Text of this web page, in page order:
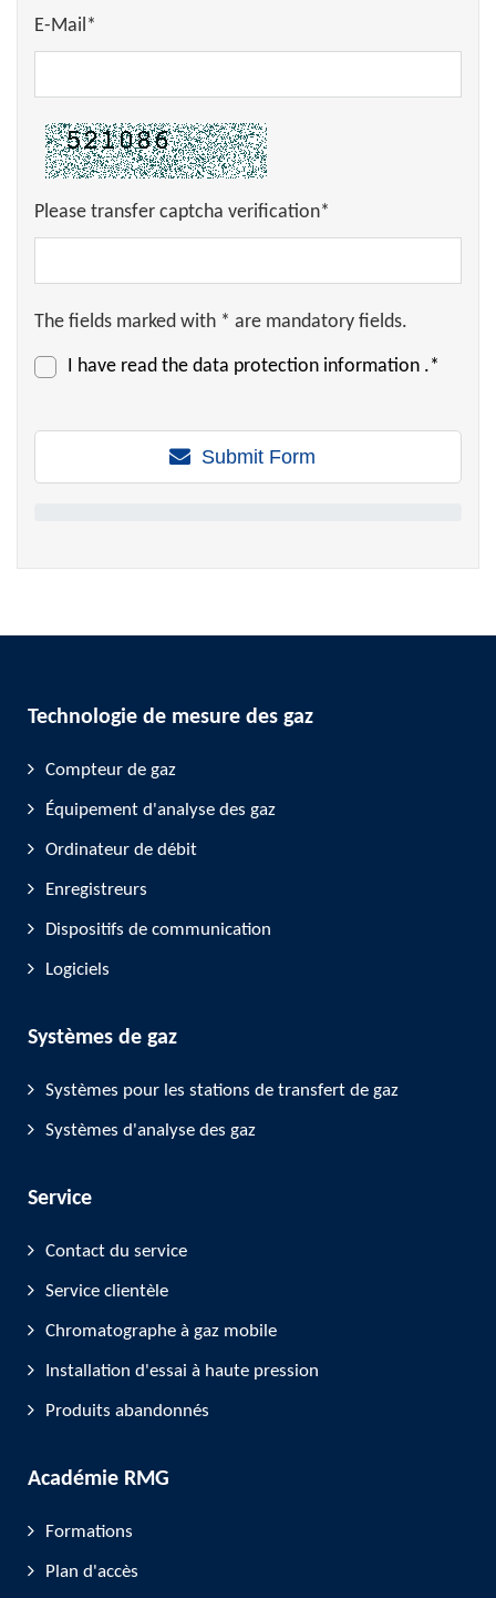
E-Mail*
Please transfer captcha verification*
The fields marked with * are mandatory fields.
I have read the data protection information .*
Submit Form
Technologie de mesure des gaz
Compteur de gaz
Équipement d'analyse des gaz
Ordinateur de débit
Enregistreurs
Dispositifs de communication
Logiciels
Systèmes de gaz
Systèmes pour les stations de transfert de gaz
Systèmes d'analyse des gaz
Service
Contact du service
Service clientèle
Chromatographe à gaz mobile
Installation d'essai à haute pression
Produits abandonnés
Académie RMG
Formations
Plan d'accès